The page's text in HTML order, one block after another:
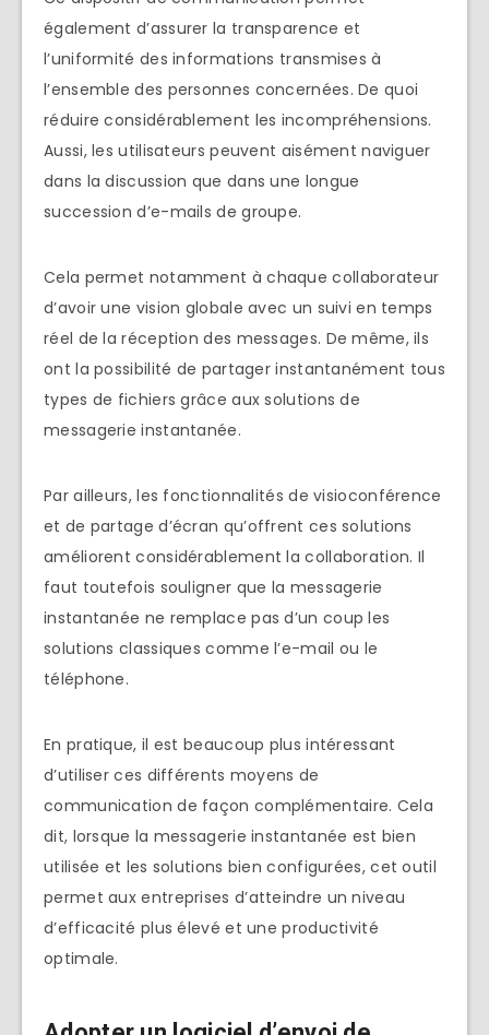
également d’assurer la transparence et
l’uniformité des informations transmises à
l’ensemble des personnes concernées. De quoi
réduire considérablement les incompréhensions.
Aussi, les utilisateurs peuvent aisément naviguer
dans la discussion que dans une longue
succession d’e-mails de groupe.
Cela permet notamment à chaque collaborateur
d’avoir une vision globale avec un suivi en temps
réel de la réception des messages. De même, ils
ont la possibilité de partager instantanément tous
types de fichiers grâce aux solutions de
messagerie instantanée.
Par ailleurs, les fonctionnalités de visioconférence
et de partage d’écran qu’offrent ces solutions
améliorent considérablement la collaboration. Il
faut toutefois souligner que la messagerie
instantanée ne remplace pas d’un coup les
solutions classiques comme l’e-mail ou le
téléphone.
En pratique, il est beaucoup plus intéressant
d’utiliser ces différents moyens de
communication de façon complémentaire. Cela
dit, lorsque la messagerie instantanée est bien
utilisée et les solutions bien configurées, cet outil
permet aux entreprises d’atteindre un niveau
d’efficacité plus élevé et une productivité
optimale.